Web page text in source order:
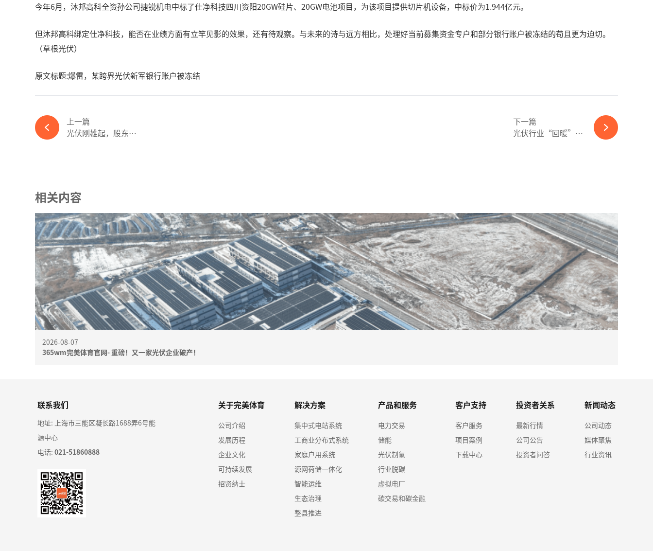
今年6月，沐邦高科全资孙公司捷锐机电中标了仕净科技四川资阳20GW硅片、20GW电池项目，为该项目提供切片机设备，中标价为1.944亿元。
但沐邦高科绑定仕净科技，能否在业绩方面有立竿见影的效果，还有待观察。与未来的诗与远方相比，处理好当前募集资金专户和部分银行账户被冻结的苟且更为迫切。
（草根光伏）
原文标题:爆雷，某跨界光伏新军银行账户被冻结
上一篇
光伏刚雄起，股东、高管套现急不可耐-365wm完美体育官网
下一篇
光伏行业“回暖”，或许已不远-365wm完美体育官网
相关内容
2026-08-07
365wm完美体育官网- 重磅！又一家光伏企业破产！
联系我们
地址: 上海市三能区凝长路1688弄6号能
源中心
电话:021-51860888
关于完美体育
公司介绍
发展历程
企业文化
可持续发展
招贤纳士
解决方案
集中式电站系统
工商业分布式系统
家庭户用系统
源网荷储一体化
智能运维
生态治理
整县推进
产品和服务
电力交易
储能
光伏制氢
行业脱碳
虚拟电厂
碳交易和碳金融
客户支持
客户服务
项目案例
下载中心
投资者关系
最新行情
公司公告
投资者问答
新闻动态
公司动态
媒体聚焦
行业资讯